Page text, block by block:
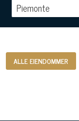
Piemonte
ALLE EIENDOMMER